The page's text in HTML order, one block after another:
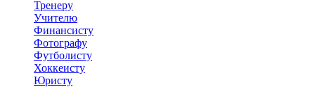
Тренеру
Учителю
Финансисту
Фотографу
Футболисту
Хоккеисту
Юристу